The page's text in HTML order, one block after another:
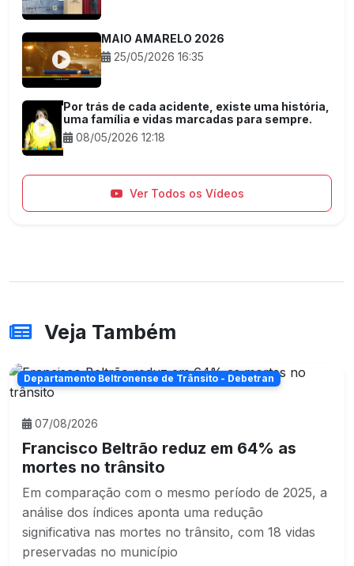
MAIO AMARELO 2026
25/05/2026 16:35
Por trás de cada acidente, existe uma história,
uma família e vidas marcadas para sempre.
08/05/2026 12:18
Ver Todos os Vídeos
Veja Também
Departamento Beltronense de Trânsito - Debetran
07/08/2026
Francisco Beltrão reduz em 64% as
mortes no trânsito
Em comparação com o mesmo período de 2025, a
análise dos índices aponta uma redução
significativa nas mortes no trânsito, com 18 vidas
preservadas no município